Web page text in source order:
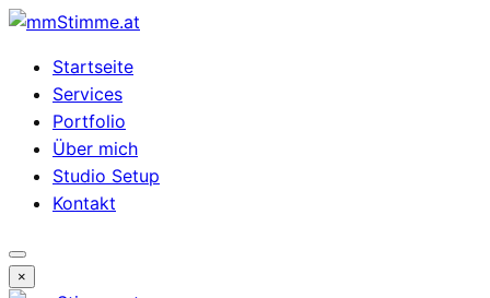
Startseite
Services
Portfolio
Über mich
Studio Setup
Kontakt
Menü
öffnen
×